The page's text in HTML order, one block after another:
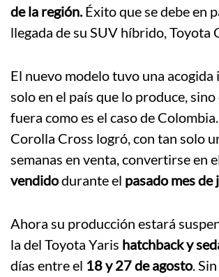
de la región.Éxito que se debe en
llegada de su SUV híbrido, Toyota
El nuevo modelo tuvo una acogida
solo en el país que lo produce,
fuera como es el caso de
Corolla Cross logró, con tan solo
semanas en venta, convertirse en
vendidodurante el pasado mes de
Ahora su producción estará
la del Toyota Yaris hatchback y
días entre el 18 y 27 de agosto.